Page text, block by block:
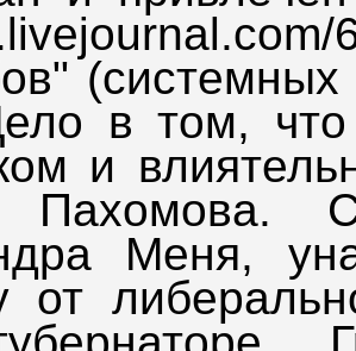
в том, что
и
Пахомова.
Меня,
от